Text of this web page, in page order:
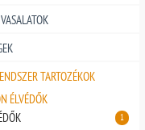
TARTOZÉKOK
ÉLVÉDŐK
1